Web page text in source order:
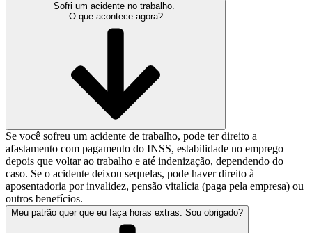
Sofri um acidente no trabalho.
O que acontece agora?
Se você sofreu um acidente de trabalho, pode ter direito a
afastamento com pagamento do INSS, estabilidade no emprego
depois que voltar ao trabalho e até indenização, dependendo do
caso. Se o acidente deixou sequelas, pode haver direito à
aposentadoria por invalidez, pensão vitalícia (paga pela empresa) ou
outros benefícios.
Meu patrão quer que eu faça horas extras. Sou obrigado?